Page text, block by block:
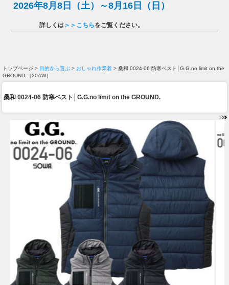
2026年8月8日（土）～8月16日（日）
詳しくは ＞＞こちらをご覧ください。
トップページ > 目的から選ぶ > おしゃれ作業着 > 桑和 0024-06 防寒ベスト│G.G.no limit on the
GROUND.［20AW］
桑和 0024-06 防寒ベスト│G.G.no limit on the GROUND.